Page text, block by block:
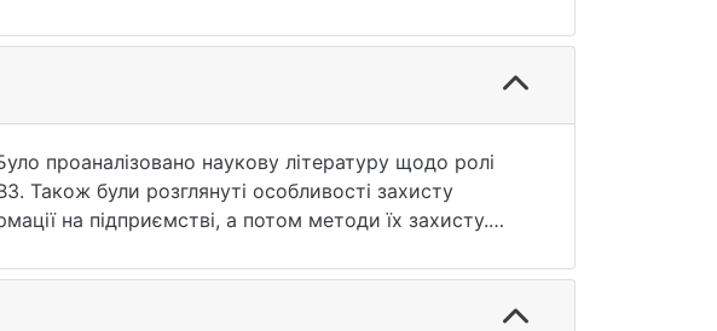
проаналізовано наукову літературу щодо ролі
Також були розглянуті особливості захисту
на підприємстві, а потом методи їх захисту.
Для цього спочатку були виставлені критерії до